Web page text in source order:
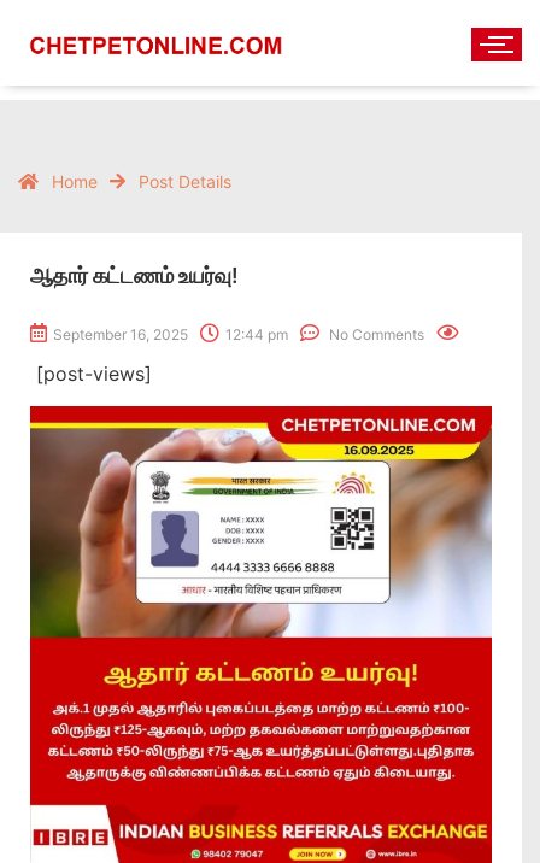
Home Post Details
ஆதார் கட்டணம் உயர்வு!
September 16, 2025 12:44 pm No Comments
[post-views]